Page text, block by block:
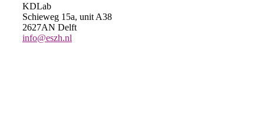
KDLab
Schieweg 15a, unit A38
2627AN Delft
info@eszh.nl